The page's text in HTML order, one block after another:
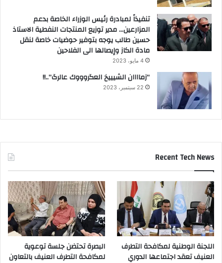
تنفيذاً لمبادرة رئيس الوزراء الخاصة بدعم
المزارعين… مدير توزيع المنتجات النفطية الاستاذ
حسين طالب يوجه بتوفير حوضيات خاصة لنقل
مادة الكاز وإيصالها الى الفلاحين
4 مايو، 2023
“زماااان الشيييخ العگروووك عالرگ”..!!
22 سبتمبر، 2023
Recent Tech News
اللجنة الوطنية لمكافحة التطرف
العنيف تعقد اجتماعها الدوري
البصرة تحتضن جلسة توعوية
لمكافحة التطرف العنيف بالتعاون